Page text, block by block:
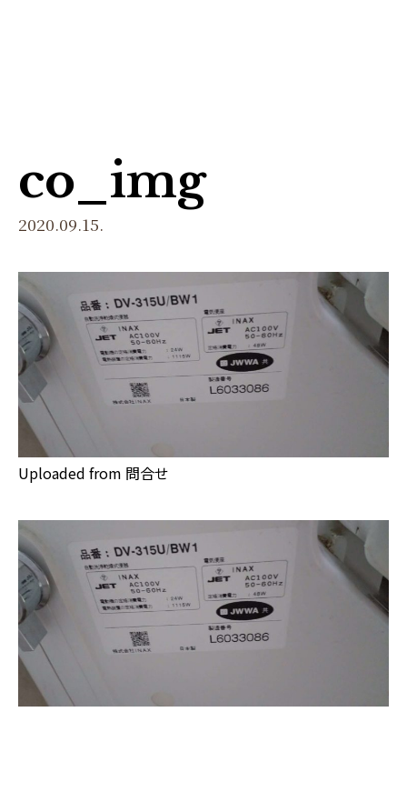
co_img
2020.09.15.
Uploaded from 問合せ